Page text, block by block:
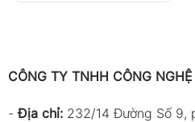
CÔNG TY TNHH CÔNG
-Địa chỉ: 232/14 Đường Số 9,